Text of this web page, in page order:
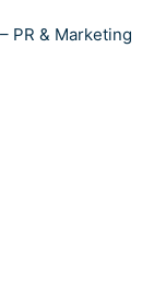
PR & Marketing